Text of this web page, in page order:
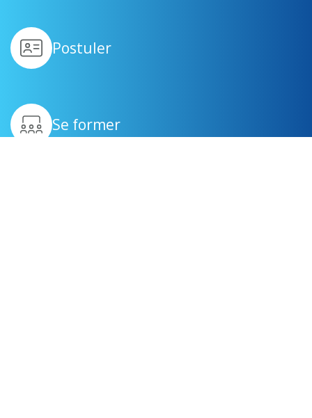
Postuler
Se former